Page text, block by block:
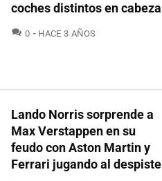
coches distintos en cabeza
0 COMENTARIOS
HACE 3 AÑOS
Lando Norris sorprende a
Max Verstappen en su
feudo con Aston Martin y
Ferrari jugando al despiste